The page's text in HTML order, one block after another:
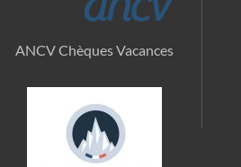
ANCV Chèques Vacances